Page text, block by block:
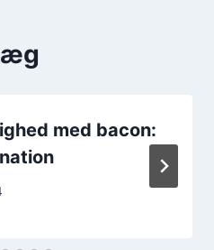
med bacon: